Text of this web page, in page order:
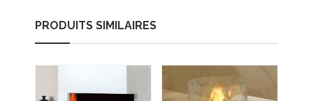
PRODUITS SIMILAIRES